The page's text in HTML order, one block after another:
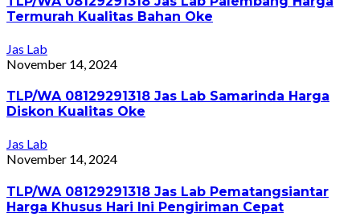
Termurah Kualitas Bahan Oke
Jas Lab
November 14, 2024
TLP/WA 08129291318 Jas Lab Samarinda Harga
Diskon Kualitas Oke
Jas Lab
November 14, 2024
TLP/WA 08129291318 Jas Lab Pematangsiantar
Harga Khusus Hari Ini Pengiriman Cepat